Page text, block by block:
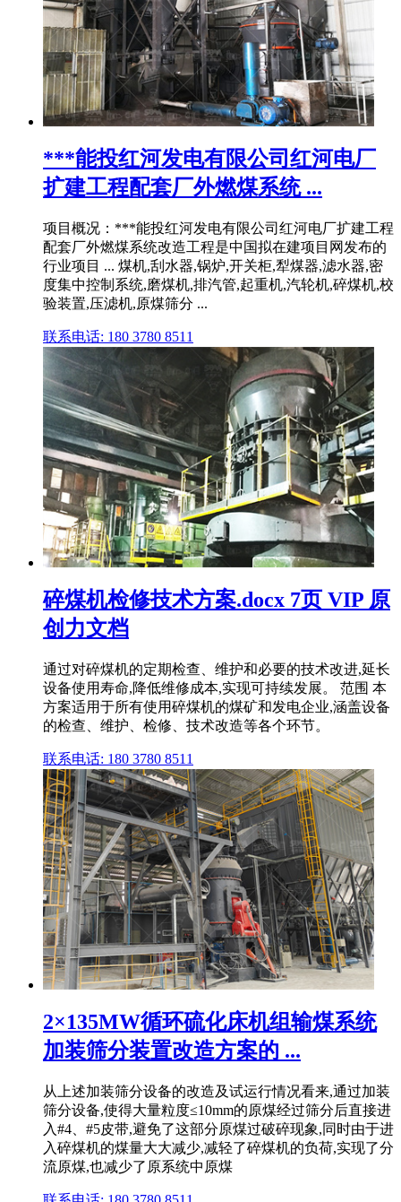
***能投红河发电有限公司红河电厂
扩建工程配套厂外燃煤系统 ...
项目概况：***能投红河发电有限公司红河电厂扩建工程
配套厂外燃煤系统改造工程是中国拟在建项目网发布的
行业项目 ... 煤机,刮水器,锅炉,开关柜,犁煤器,滤水器,密
度集中控制系统,磨煤机,排汽管,起重机,汽轮机,碎煤机,校
验装置,压滤机,原煤筛分 ...
联系电话: 180 3780 8511
碎煤机检修技术方案.docx 7页 VIP 原
创力文档
通过对碎煤机的定期检查、维护和必要的技术改进,延长
设备使用寿命,降低维修成本,实现可持续发展。 范围 本
方案适用于所有使用碎煤机的煤矿和发电企业,涵盖设备
的检查、维护、检修、技术改造等各个环节。
联系电话: 180 3780 8511
2×135MW循环硫化床机组输煤系统
加装筛分装置改造方案的 ...
从上述加装筛分设备的改造及试运行情况看来,通过加装
筛分设备,使得大量粒度≤10mm的原煤经过筛分后直接进
入#4、#5皮带,避免了这部分原煤过破碎现象,同时由于进
入碎煤机的煤量大大减少,减轻了碎煤机的负荷,实现了分
流原煤,也减少了原系统中原煤